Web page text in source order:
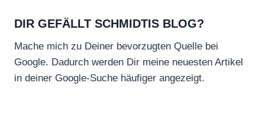
DIR GEFÄLLT SCHMIDTIS BLOG?
Mache mich zu Deiner bevorzugten Quelle bei
Google. Dadurch werden Dir meine neuesten Artikel
in deiner Google-Suche häufiger angezeigt.